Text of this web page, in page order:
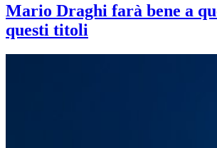
Mario Draghi farà bene a
questi titoli